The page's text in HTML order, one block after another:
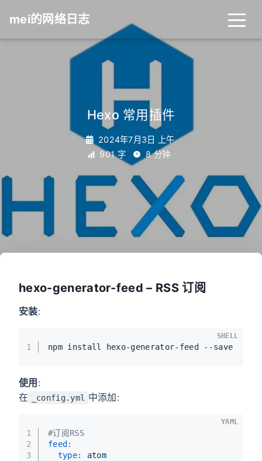
mei的网络日志
Hexo 常用插件
2024年7月3日 上午
901 字
8 分钟
hexo-generator-feed – RSS 订阅
安装:
1 npm install hexo-generator-feed --save
SHELL
使用 :
在
_config.yml 中添加:
1
2
3
#订阅RSS
feed:
type:
atom
YAML